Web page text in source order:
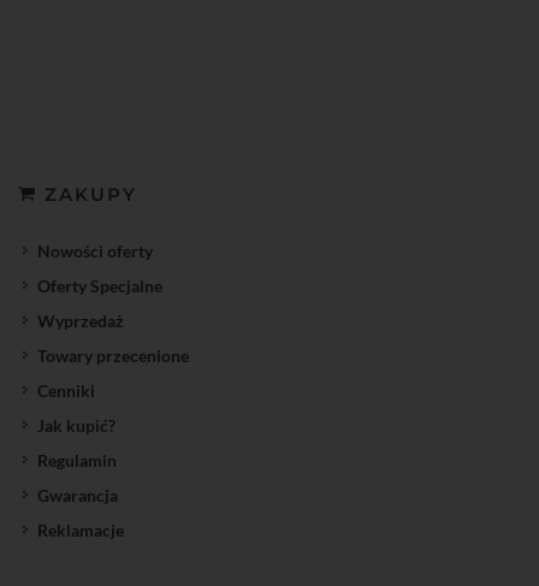
ZAKUPY
Nowości oferty
Oferty Specjalne
Wyprzedaż
Towary przecenione
Cenniki
Jak kupić?
Regulamin
Gwarancja
Reklamacje